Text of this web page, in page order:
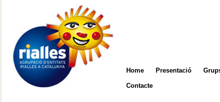
Home Presentació
Contacte